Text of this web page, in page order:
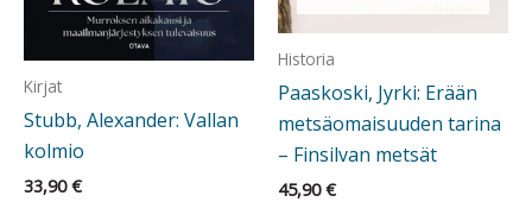
Kirjat
Stubb, Alexander: Vallan
kolmio
33,90€
Historia
Paaskoski, Jyrki: Erään
metsäomaisuuden tarina
– Finsilvan metsät
45,90€